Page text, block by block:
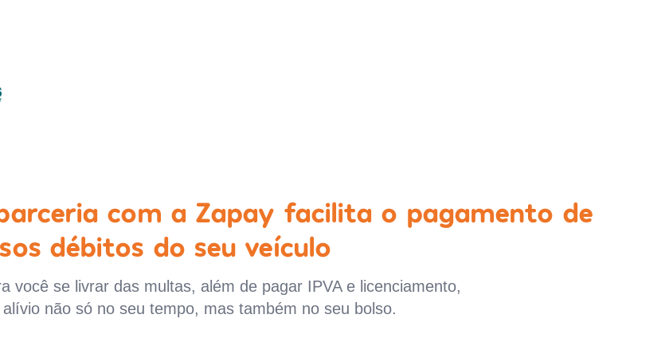
com a Zapay facilita o pagamento de
débitos do seu veículo
você se livrar das multas, além de pagar IPVA e licenciamento,
não só no seu tempo, mas também no seu bolso.